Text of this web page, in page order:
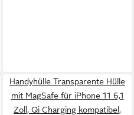
Handyhülle Transparente Hülle
mit MagSafe für iPhone 11 6,1
Zoll, Qi Charging kompatibel,